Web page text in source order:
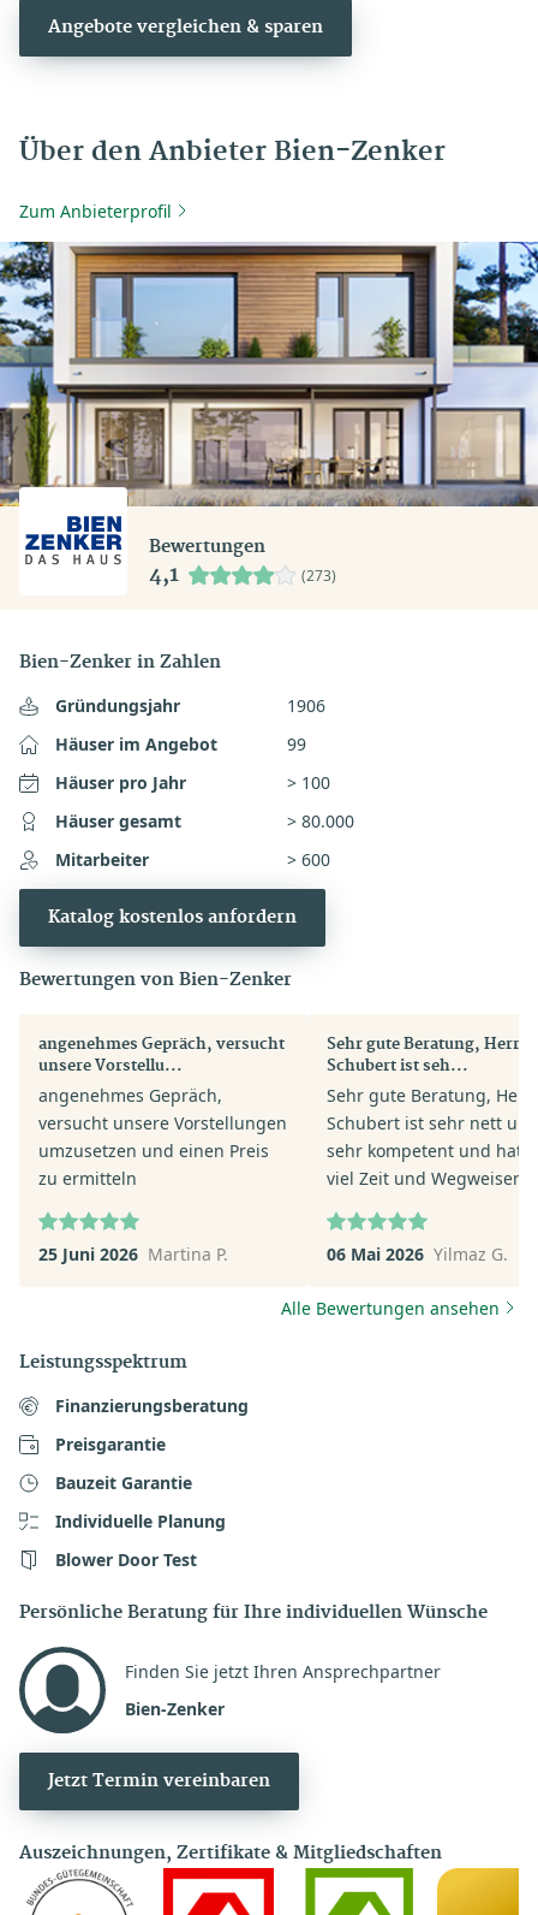
Angebote vergleichen & sparen
Über den Anbieter Bien-Zenker
Zum Anbieterprofil
Bewertungen
4,1 (273)
Bien-Zenker in Zahlen
Gründungsjahr
1906
Häuser im Angebot
99
Häuser pro Jahr
> 100
Häuser gesamt
> 80.000
Mitarbeiter
> 600
Katalog kostenlos anfordern
Bewertungen von Bien-Zenker
angenehmes Gepräch, versucht
unsere Vorstellu...
angenehmes Gepräch,
versucht unsere Vorstellungen
umzusetzen und einen Preis
zu ermitteln
25 Juni 2026 Martina P.
Sehr gute Beratung, Herr
Schubert ist seh...
Sehr gute Beratung, Herr
Schubert ist sehr nett und
sehr kompetent und hat
viel Zeit und
geholfen. Mir und
ganz andere Perspektive
eröffnet sehr zu Positiv.
mit Herrn Pit Schubert.
06 Mai 2026 Yilmaz G.
Alle Bewertungen ansehen
Leistungsspektrum
Finanzierungsberatung
Preisgarantie
Bauzeit Garantie
Individuelle Planung
Blower Door Test
Persönliche Beratung für Ihre individuellen Wünsche
Finden Sie jetzt Ihren Ansprechpartner
Bien-Zenker
Jetzt Termin vereinbaren
Auszeichnungen, Zertifikate & Mitgliedschaften